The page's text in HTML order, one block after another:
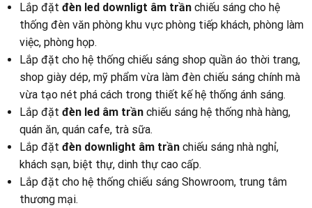
Lắp đặt đèn led downligt âm trần chiếu sáng cho hệ
thống đèn văn phòng khu vực phòng tiếp khách, phòng làm
việc, phòng họp.
Lắp đặt cho hệ thống chiếu sáng shop quần áo thời trang,
shop giày dép, mỹ phẩm vừa làm đèn chiếu sáng chính mà
vừa tạo nét phá cách trong thiết kế hệ thống ánh sáng.
Lắp đặt đèn led âm trần chiếu sáng hệ thống nhà hàng,
quán ăn, quán cafe, trà sữa.
Lắp đặt đèn downlight âm trần chiếu sáng nhà nghỉ,
khách sạn, biệt thự, dinh thự cao cấp.
Lắp đặt cho hệ thống chiếu sáng Showroom, trung tâm
thương mại.